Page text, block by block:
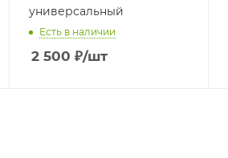
универсальный
Есть в наличии
2 500 ₽/шт